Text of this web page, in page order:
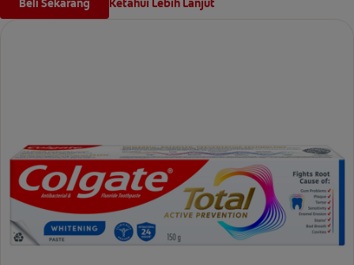
Beli Sekarang Ketahui Lebih Lanjut